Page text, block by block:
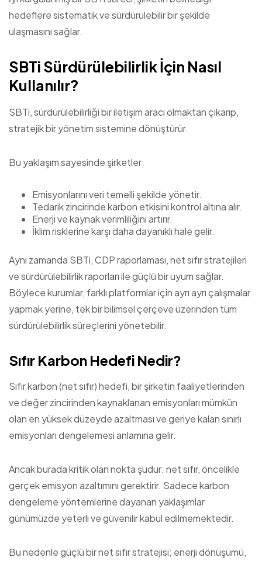
hedeflere sistematik ve sürdürülebilir bir şekilde
ulaşmasını sağlar.
SBTi Sürdürülebilirlik İçin Nasıl
Kullanılır?
SBTi, sürdürülebilirliği bir iletişim aracı olmaktan çıkarıp,
stratejik bir yönetim sistemine dönüştürür.
Bu yaklaşım sayesinde şirketler:
Emisyonlarını veri temelli şekilde yönetir.
Tedarik zincirinde karbon etkisini kontrol altına alır.
Enerji ve kaynak verimliliğini artırır.
İklim risklerine karşı daha dayanıklı hale gelir.
Aynı zamanda SBTi, CDP raporlaması, net sıfır stratejileri
ve sürdürülebilirlik raporları ile güçlü bir uyum sağlar.
Böylece kurumlar, farklı platformlar için ayrı ayrı çalışmalar
yapmak yerine, tek bir bilimsel çerçeve üzerinden tüm
sürdürülebilirlik süreçlerini yönetebilir.
Sıfır Karbon Hedefi Nedir?
Sıfır karbon (net sıfır) hedefi, bir şirketin faaliyetlerinden
ve değer zincirinden kaynaklanan emisyonları mümkün
olan en yüksek düzeyde azaltması ve geriye kalan sınırlı
emisyonları dengelemesi anlamına gelir.
Ancak burada kritik olan nokta şudur: net sıfır, öncelikle
gerçek emisyon azaltımını gerektirir. Sadece karbon
dengeleme yöntemlerine dayanan yaklaşımlar
günümüzde yeterli ve güvenilir kabul edilmemektedir.
Bu nedenle güçlü bir net sıfır stratejisi; enerji dönüşümü,